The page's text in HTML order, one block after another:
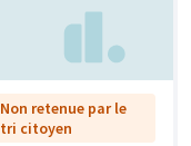
Non retenue par le
tri citoyen